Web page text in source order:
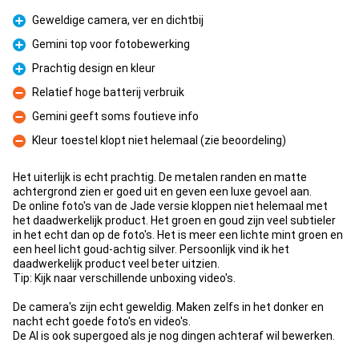
Pluspunt
Geweldige camera, ver en dichtbij
Pluspunt
Gemini top voor fotobewerking
Pluspunt
Prachtig design en kleur
Minpunt
Relatief hoge batterij verbruik
Minpunt
Gemini geeft soms foutieve info
Minpunt
Kleur toestel klopt niet helemaal (zie beoordeling)
Het uiterlijk is echt prachtig. De metalen randen en matte
achtergrond zien er goed uit en geven een luxe gevoel aan.
De online foto's van de Jade versie kloppen niet helemaal met
het daadwerkelijk product. Het groen en goud zijn veel subtieler
in het echt dan op de foto's. Het is meer een lichte mint groen en
een heel licht goud-achtig silver. Persoonlijk vind ik het
daadwerkelijk product veel beter uitzien.
Tip: Kijk naar verschillende unboxing video's.
De camera's zijn echt geweldig. Maken zelfs in het donker en
nacht echt goede foto's en video's.
De AI is ook supergoed als je nog dingen achteraf wil bewerken.